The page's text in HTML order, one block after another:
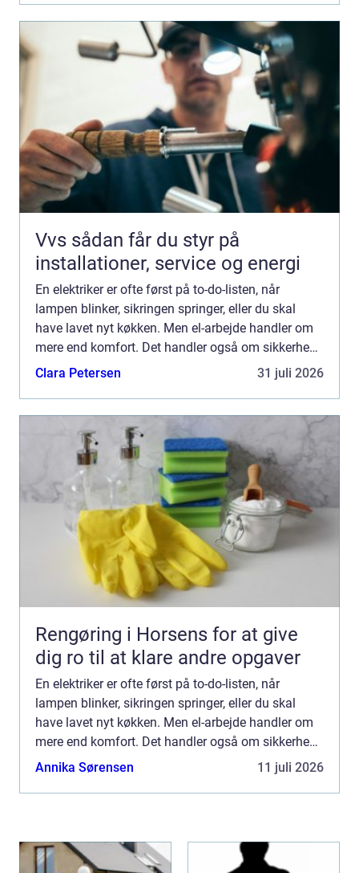
Vvs sådan får du styr på
installationer, service og energi
En elektriker er ofte først på to-do-listen, når
lampen blinker, sikringen springer, eller du skal
have lavet nyt køkken. Men el-arbejde handler om
mere end komfort. Det handler også om sikkerhed,
økonomi og energiforbrug. Derfor giver det mening
Clara Petersen 31 juli 2026
Rengøring i Horsens for at give
dig ro til at klare andre opgaver
En elektriker er ofte først på to-do-listen, når
lampen blinker, sikringen springer, eller du skal
have lavet nyt køkken. Men el-arbejde handler om
mere end komfort. Det handler også om sikkerhed,
økonomi og energiforbrug. Derfor giver det mening
Annika Sørensen 11 juli 2026